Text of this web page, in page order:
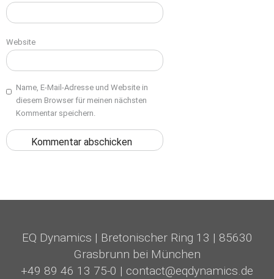
Website
Name, E-Mail-Adresse und Website in
diesem Browser für meinen nächsten
Kommentar speichern.
EQ Dynamics | Bretonischer Ring 13 | 85630
Grasbrunn bei München
+49 89 46 13 75-0 | contact@eqdynamics.de